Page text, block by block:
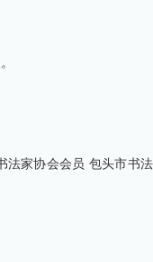
家协会会员 包头市书